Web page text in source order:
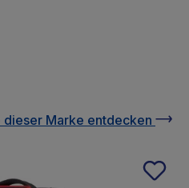
dieser Marke entdecken